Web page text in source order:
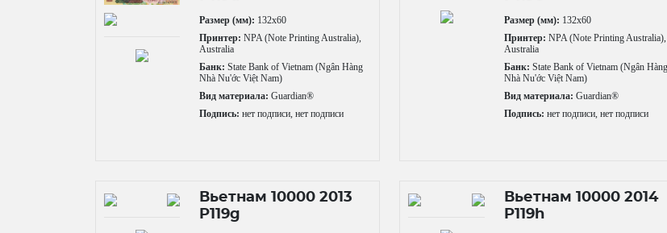
Размер (мм): 132x60
Принтер: NPA (Note Printing Australia),
Australia
Банк: State Bank of Vietnam (Ngân Hàng
Nhà Nu'ớc Việt Nam)
Вид материала: Guardian®
Подпись: нет подписи, нет подписи
Размер (мм): 132x60
Принтер: NPA (Note Printing Australia),
Australia
Банк: State Bank of Vietnam (Ngân Hàng
Nhà Nu'ớc Việt Nam)
Вид материала: Guardian®
Подпись: нет подписи, нет подписи
Вьетнам 10000 2013
P119g
Вьетнам 10000 2014
P119h